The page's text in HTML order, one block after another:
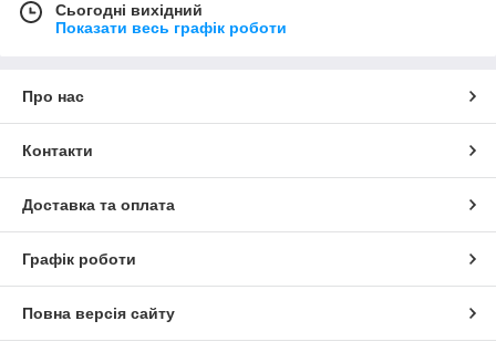
Сьогодні вихідний
Показати весь графік роботи
Про нас
Контакти
Доставка та оплата
Графік роботи
Повна версія сайту